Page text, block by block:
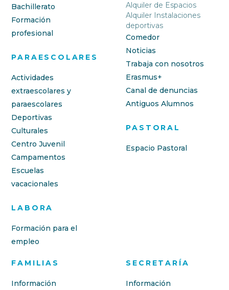
Bachillerato
Formación
profesional
PARAESCOLARES
Actividades
extraescolares y
paraescolares
Deportivas
Culturales
Centro Juvenil
Campamentos
Escuelas
vacacionales
LABORA
Formación para el
empleo
Alquiler de Espacios
Alquiler Instalaciones
deportivas
Comedor
Noticias
Trabaja con nosotros
Erasmus+
Canal de denuncias
Antiguos Alumnos
PASTORAL
Espacio Pastoral
FAMILIAS
Información
SECRETARÍA
Información